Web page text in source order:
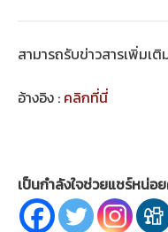
สามารถรับข่าวสารเพิ่มเติ
อ้างอิง : คลิกที่นี่
เป็นกำลังใจช่วยแชร์หน่อย